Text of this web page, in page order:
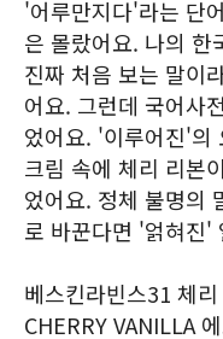
'어루만지다'라는 단
은 몰랐어요. 나의 한
진짜 처음 보는 말이
어요. 그런데 국어사
었어요. '이루어진'의
크림 속에 체리 리본
었어요. 정체 불명의
로 바꾼다면 '얽혀진'
베스킨라빈스31 체
CHERRY VANILLA